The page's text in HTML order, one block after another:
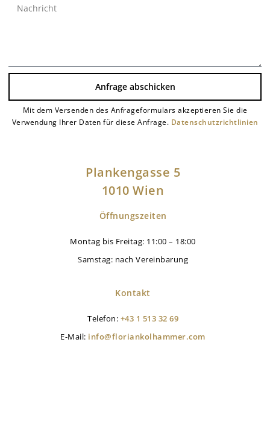
Anfrage abschicken
Alternative:
Mit dem Versenden des Anfrageformulars akzeptieren Sie die
Verwendung Ihrer Daten für diese Anfrage. Datenschutzrichtlinien
Plankengasse 5
1010 Wien
Öffnungszeiten
Montag bis Freitag: 11:00 – 18:00
Samstag: nach Vereinbarung
Kontakt
Telefon: +43 1 513 32 69
E-Mail: info@floriankolhammer.com